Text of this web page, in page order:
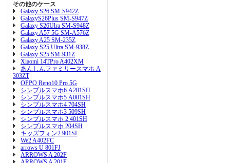
その他のケース
Galaxy S26 SM-S942Z
GalaxyS26Plus SM-S947Z
Galaxy S26Ulra SM-S948Z
Galaxy A57 5G SM-A576Z
Galaxy A25 SM-235Z
Galaxy S25 Ultra SM-938Z
Galaxy S25 SM-931Z
Xiaomi 14TPro A402XM
あんしんファミリースマホ A
303ZT
OPPO Reno10 Pro 5G
シンプルスマホ6 A201SH
シンプルスマホ5 A001SH
シンプルスマホ4 704SH
シンプルスマホ3 509SH
シンプルスマホ 2 401SH
シンプルスマホ 204SH
キッズフォン2 901SI
We2 A402FC
arrows U 801FJ
ARROWS A 202F